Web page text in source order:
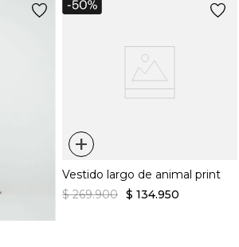
+
Vestido largo de animal print
$ 269.900 $ 134.950